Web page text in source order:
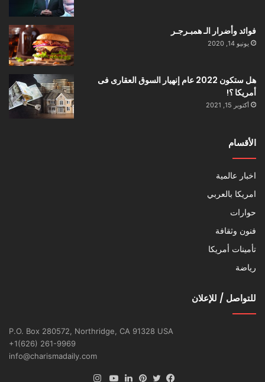
فوائد وأضرار الـ همبـرجـر
يونيو 14, 2020
هل ستكون 2022 عام إنهيار السوق العقارى فى
أمريكا ؟!
أكتوبر 15, 2021
الأقسام
اخبار عالمية
امريكا بالعربي
حوارات
فنون وثقافة
تأمينات أمريكا
رياضة
للتواصل / للإعلان
P.O. Box 280572, Northridge, CA 91328 USA
+1(626) 261-9969
info@charismadaily.com